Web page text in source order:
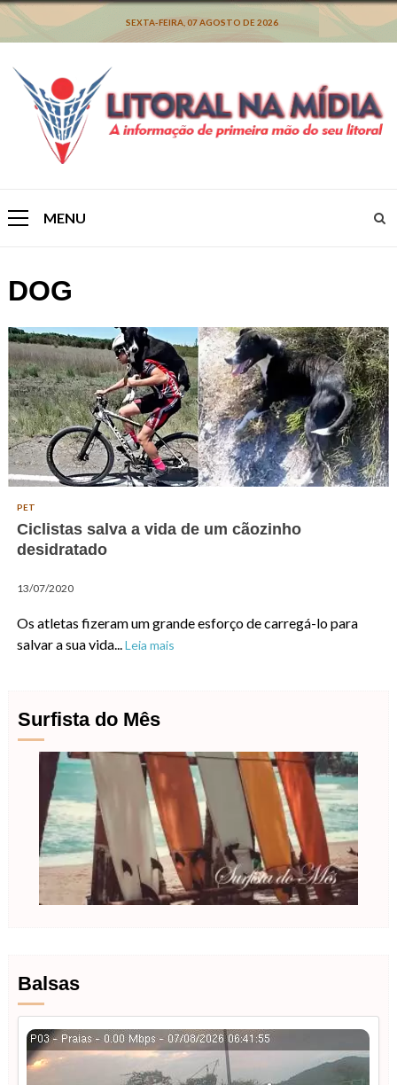
Skip
content
SEXTA-FEIRA, 07 AGOSTO DE 2026
PrimaryMENU
DOG
PET
Ciclistas salva a vida de um cãozinho
desidratado
13/07/2020
Os atletas fizeram um grande esforço de carregá-lo para
salvar a sua vida...Leia mais
Surfista do Mês
Balsas